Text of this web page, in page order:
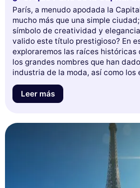
París, a menudo apodada la
mucho más que una simple
símbolo de creatividad y
valido este título prestigioso? En
exploraremos las raíces históricas
los grandes nombres que han
industria de la moda, así como los
emblemáticos que hacen de París
encuentro imprescindible para los
moda. Prepárate para sumergirte
ciudad sigue inspirando a
te pierdas esta oportunidad de
esencia misma de la moda a la
Leer más